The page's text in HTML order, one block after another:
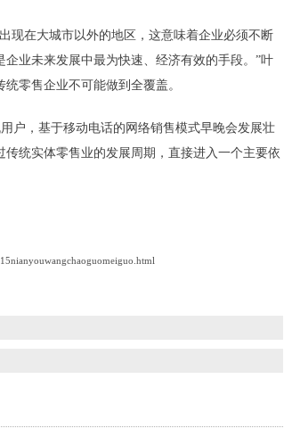
现在大城市以外的地区，这意味着企业必须不断
业未来发展中最为快速、经济有效的手段。”叶
零售企业不可能做到全覆盖。
户，基于移动电话的网络销售模式早晚会发展壮
统实体零售业的发展周期，直接进入一个主要依